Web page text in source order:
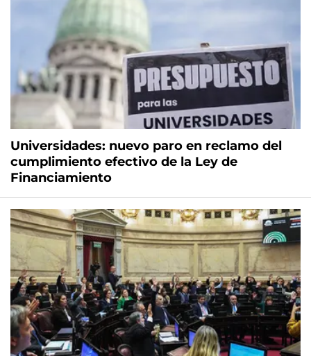
Universidades: nuevo paro en reclamo del
cumplimiento efectivo de la Ley de
Financiamiento